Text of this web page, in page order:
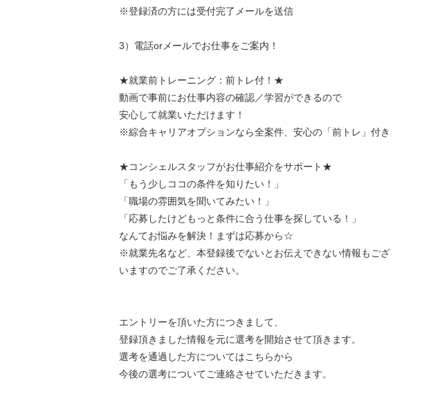
※登録済の方には受付完了メールを送信
3）電話orメールでお仕事をご案内！
★就業前トレーニング：前トレ付！★
動画で事前にお仕事内容の確認／学習ができるので
安心して就業いただけます！
※綜合キャリアオプションなら全案件、安心の「前トレ」付き
★コンシェルスタッフがお仕事紹介をサポート★
「もう少しココの条件を知りたい！」
「職場の雰囲気を聞いてみたい！」
「応募したけどもっと条件に合う仕事を探している！」
なんてお悩みを解決！まずは応募から☆
※就業先名など、本登録後でないとお伝えできない情報もござ
いますのでご了承ください。
エントリーを頂いた方につきまして、
登録頂きました情報を元に選考を開始させて頂きます。
選考を通過した方についてはこちらから
今後の選考についてご連絡させていただきます。